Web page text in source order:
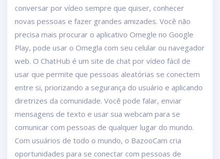
conversar por vídeo sempre que quiser, conhecer
novas pessoas e fazer grandes amizades. Você não
precisa mais procurar o aplicativo Omegle no Google
Play, pode usar o Omegla com seu celular ou navegador
web. O ChatHub é um site de chat por vídeo fácil de
usar que permite que pessoas aleatórias se conectem
entre si, priorizando a segurança do usuário e aplicando
diretrizes da comunidade. Você pode falar, enviar
mensagens de texto e usar sua webcam para se
comunicar com pessoas de qualquer lugar do mundo.
Com usuários de todo o mundo, o BazooCam cria
oportunidades para se conectar com pessoas de